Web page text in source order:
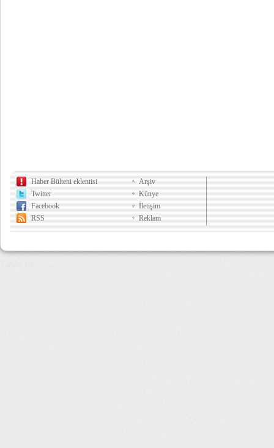
Haber Bülteni eklentisi
Twitter
Facebook
RSS
Arşiv
Künye
İletişim
Reklam